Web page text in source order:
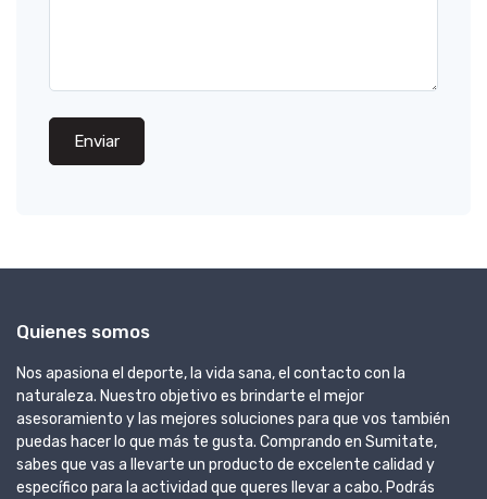
Enviar
Quienes somos
Nos apasiona el deporte, la vida sana, el contacto con la
naturaleza. Nuestro objetivo es brindarte el mejor
asesoramiento y las mejores soluciones para que vos también
puedas hacer lo que más te gusta. Comprando en Sumitate,
sabes que vas a llevarte un producto de excelente calidad y
específico para la actividad que queres llevar a cabo. Podrás